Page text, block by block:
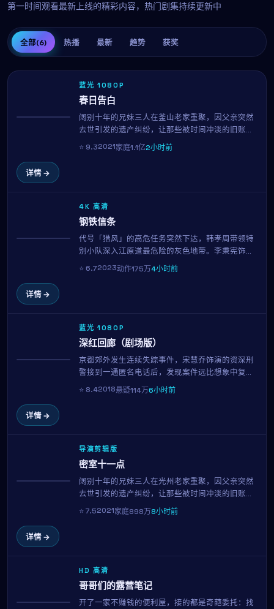
第一时间观看最新上线的精彩内容，热门剧集持续更新中
全部(6) 热播 最新 趋势 获奖
蓝光 1080P
春日告白
阔别十年的兄妹三人在釜山老家重聚，因父亲突然
去世引发的遗产纠纷，让那些被时间冲淡的旧账重
新摆上桌面。菅田将晖与松本润的对手戏成为全片
高光，罗鸿振用温柔而锐利的镜头，剖开一个普通
⭐ 9.32021家庭1.1亿2小时前
详情 →
4K 高清
钢铁信条
代号「猎风」的高危任务突然下达，韩孝周带领特
别小队深入江原道最危险的灰色地带。李秉宪饰演
的搭档另有任务，每一次交火都关乎信念与生死。
李沧东招牌的硬核动作场面再度升级。
⭐6.72023动作175万4小时前
详情 →
蓝光 1080P
深红回廊（剧场版）
京都郊外发生连续失踪事件，宋慧乔饰演的资深刑
警接到一通匿名电话后，发现案件远比想象中复
杂。菅田将晖饰演的目击者似乎在隐瞒什么，而每
一条线索都将他们带向一个被尘封多年的秘密。中
⭐ 8.42018悬疑114万6小时前
详情 →
导演剪辑版
密室十一点
阔别十年的兄妹三人在光州老家重聚，因父亲突然
去世引发的遗产纠纷，让那些被时间冲淡的旧账重
新摆上桌面。阿部宽与松本润的对手戏成为全片高
光，北野武用温柔而锐利的镜头，剖开一个普通家
⭐7.52021家庭898万8小时前
详情 →
HD 高清
哥哥们的露营笔记
开了一家不赚钱的便利屋，接的都是奇葩委托：找